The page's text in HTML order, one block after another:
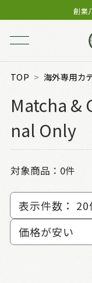
創業
TOP 海外専用カ
Matcha &
nal Only
対象商品：0件
表示件数： 20
価格が安い